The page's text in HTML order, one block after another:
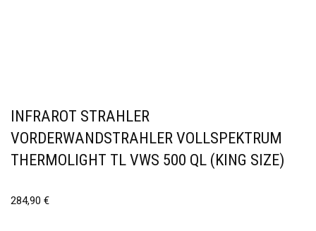
INFRAROT STRAHLER
VORDERWANDSTRAHLER VOLLSPEKTRUM
THERMOLIGHT TL VWS 500 QL (KING SIZE)
284,90 €